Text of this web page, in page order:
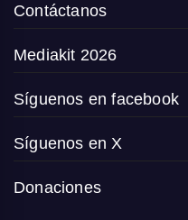
Contáctanos
Mediakit 2026
Síguenos en facebook
Síguenos en X
Donaciones